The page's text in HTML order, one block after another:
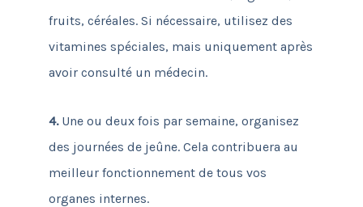
fruits, céréales. Si nécessaire, utilisez des
vitamines spéciales, mais uniquement après
avoir consulté un médecin.
4.Une ou deux fois par semaine, organisez
des journées de jeûne. Cela contribuera au
meilleur fonctionnement de tous vos
organes internes.